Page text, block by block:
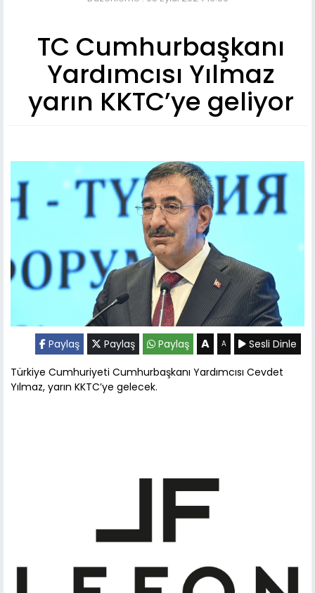
TC Cumhurbaşkanı
Yardımcısı Yılmaz
yarın KKTC’ye geliyor
Paylaş Paylaş Paylaş A A
Sesli Dinle
Türkiye Cumhuriyeti Cumhurbaşkanı Yardımcısı Cevdet
Yılmaz, yarın KKTC’ye gelecek.